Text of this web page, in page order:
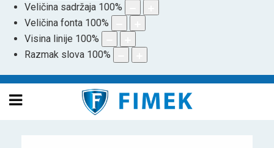
Veličina sadržaja 100%
Veličina fonta 100%
Visina linije 100%
Razmak slova 100%